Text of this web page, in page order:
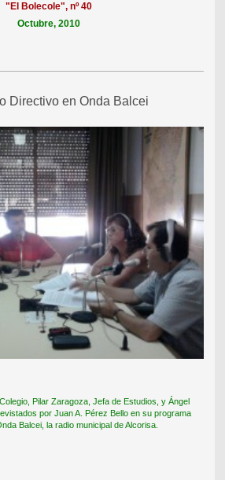
"El Bolecole", nº 40
Octubre, 2010
Directivo en Onda Balcei
Pilar Zaragoza, Jefa de Estudios, y Ángel
por Juan A. Pérez Bello en su programa
Balcei, la radio municipal de Alcorisa.